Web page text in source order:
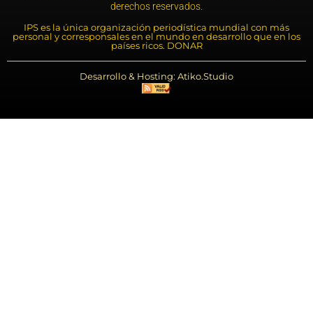
derechos reservados.
IPS es la única organización periodística mundial con más
personal y corresponsales en el mundo en desarrollo que en los
países ricos. DONAR
Desarrollo & Hosting: Atiko.Studio